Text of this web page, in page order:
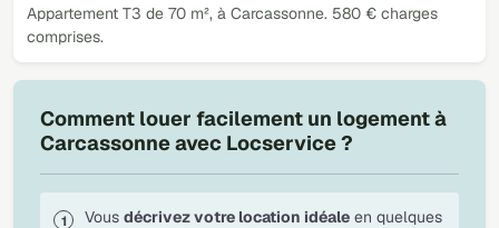
Appartement T3 de 70 m², à Carcassonne. 580 € charges
comprises.
Comment louer facilement un logement à
Carcassonne avec Locservice ?
Vous décrivez votre location idéale en quelques